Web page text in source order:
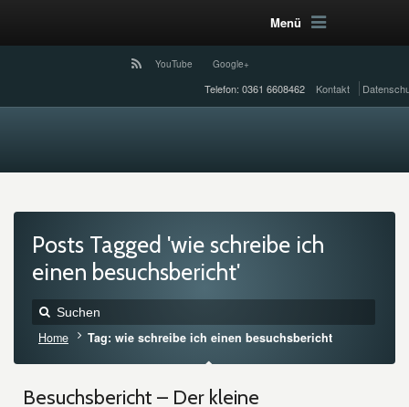
Menü
YouTube Google+
Telefon: 0361 6608462 Kontakt
Posts Tagged 'wie schreibe ich
einen besuchsbericht'
Home Tag: wie schreibe ich einen besuchsbericht
Besuchsbericht – Der kleine